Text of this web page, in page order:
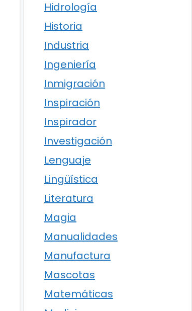
Hidrología
Historia
Industria
Ingeniería
Inmigración
Inspiración
Inspirador
Investigación
Lenguaje
Lingüística
Literatura
Magia
Manualidades
Manufactura
Mascotas
Matemáticas